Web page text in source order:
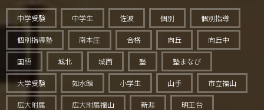
中学受験 中学生 佐波 個別 個別指導
個別指導塾 南本庄 合格 向丘 向丘中
国語 城北 城西 塾 塾まなび
大学受験 如水館 小学生 山手 市立福山
広大附属 広大附属福山 新涯 明王台